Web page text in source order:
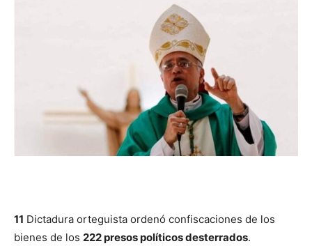
11 Dictadura orteguista ordenó confiscaciones de los
bienes de los 222 presos políticos desterrados.